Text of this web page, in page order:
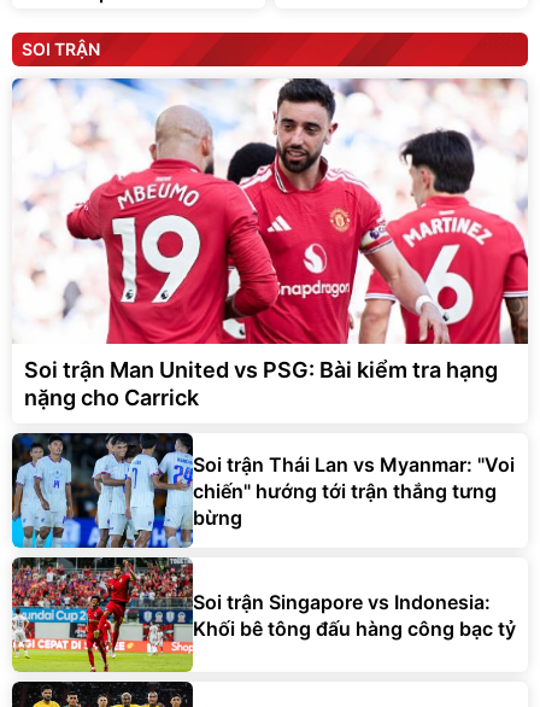
SOI TRẬN
Soi trận Man United vs PSG: Bài kiểm tra hạng
nặng cho Carrick
Soi trận Thái Lan vs Myanmar: "Voi
chiến" hướng tới trận thắng tưng
bừng
Soi trận Singapore vs Indonesia:
Khối bê tông đấu hàng công bạc tỷ